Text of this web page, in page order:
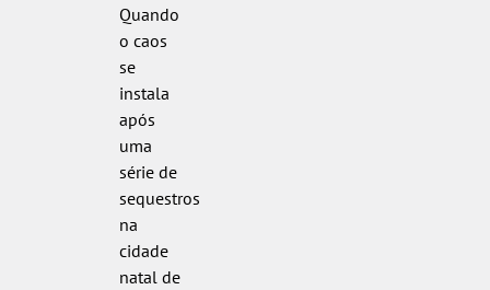
Quando
o caos
se
instala
após
uma
série de
sequestros
na
cidade
natal de